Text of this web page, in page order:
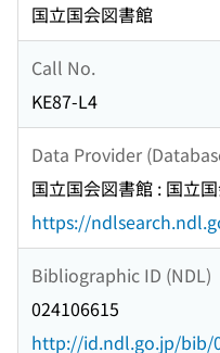
国立国会図書館
Call No.
KE87-L4
Data Provider
国立国会図書館 : 国立
https://
Bibliographic ID (NDL)
024106615
http://id.ndl.go.jp/bib/